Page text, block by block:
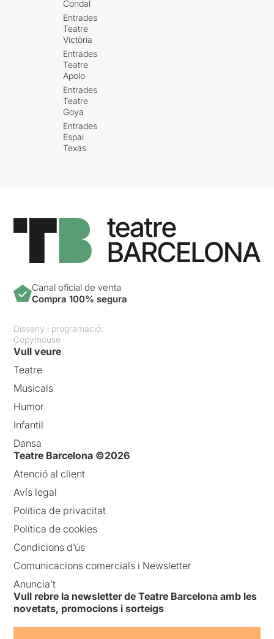
Condal
Entrades
Teatre
Victòria
Entrades
Teatre
Apolo
Entrades
Teatre
Goya
Entrades
Espai
Texas
Canal oficial de venta
Compra 100% segura
Disseny i programació:
Copymouse
Vull veure
Teatre
Musicals
Humor
Infantil
Dansa
Teatre Barcelona ©2026
Atenció al client
Avís legal
Política de privacitat
Política de cookies
Condicions d’ús
Comunicacions comercials i Newsletter
Anuncia’t
Vull rebre la newsletter de Teatre Barcelona amb les
novetats, promocions i sorteigs